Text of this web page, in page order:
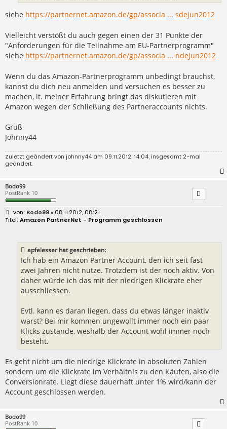
siehe https://partnernet.amazon.de/gp/associa ... sdejun2012
Vielleicht verstößt du auch gegen einen der 31 Punkte der
"Anforderungen für die Teilnahme am EU-Partnerprogramm"
siehe https://partnernet.amazon.de/gp/associa ... ndejun2012
Wenn du das Amazon-Partnerprogramm unbedingt brauchst,
kannst du dich neu anmelden und versuchen es besser zu
machen, lt. meiner Erfahrung bringt das diskutieren mit
Amazon wegen der Schließung des Partneraccounts nichts.
Gruß
Johnny44
Zuletzt geändert von johnny44 am 09.11.2012, 14:04, insgesamt 2-mal
geändert.
Bodo99
PostRank 10
B
e
i
Bodo99» 08.11.2012, 08:21
Amazon PartnerNet - Programm geschlossen
apfelesser hat geschrieben:
Ich hab ein Amazon Partner Account, den ich seit fast
zwei Jahren nicht nutze. Trotzdem ist der noch aktiv. Von
daher würde ich das mit der niedrigen Klickrate eher
ausschliessen.
Evtl. kann es daran liegen, dass du etwas länger inaktiv
warst? Bei mir kommen ungewollt immer noch ein paar
Klicks zustande, weshalb der Account wohl immer noch
besteht.
Es geht nicht um die niedrige Klickrate in absoluten Zahlen
sondern um die Klickrate im Verhältnis zu den Käufen, also die
Conversionrate. Liegt diese dauerhaft unter 1% wird/kann der
Account geschlossen werden.
Bodo99
PostRank 10